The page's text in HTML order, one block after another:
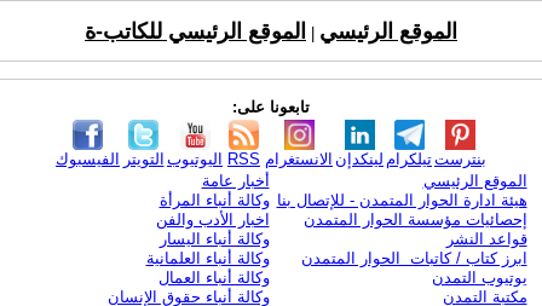
الموقع الرئيسي الموقع الرئيسي للكاتب-ة
تابعونا على:
الفيسبوك التويتر اليوتيوب RSS الانستغرام لينكدإن تيلكرامبنترست
الموقع الرئيسي
هيئة ادارة الحوار المتمدن - للإتصال بنا
إحصائيات مؤسسة الحوار المتمدن
قواعد النشر
ابرز كتاب / كاتبات الحوار المتمدن
يوتيوب التمدن
مكتبة التمدن
أخبار عامة
وكالة أنباء المرأة
اخبار الأدب والفن
وكالة أنباء اليسار
وكالة أنباء العلمانية
وكالة أنباء العمال
وكالة أنباء حقوق الإنسان